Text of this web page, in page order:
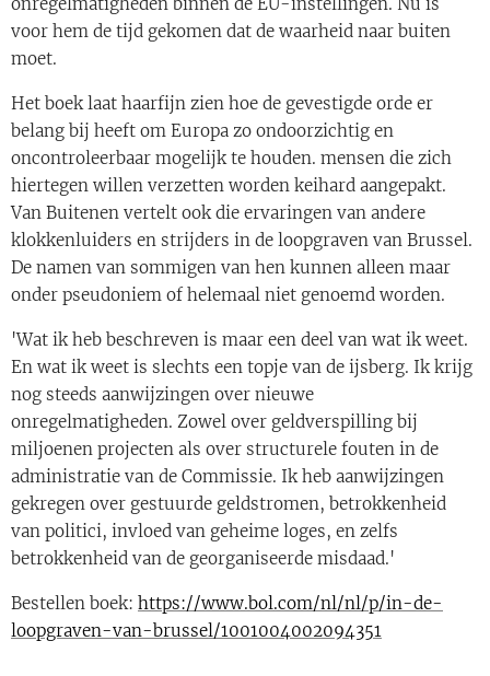
voor hem de tijd gekomen dat de waarheid naar buiten
moet.
Het boek laat haarfijn zien hoe de gevestigde orde er
belang bij heeft om Europa zo ondoorzichtig en
oncontroleerbaar mogelijk te houden. mensen die zich
hiertegen willen verzetten worden keihard aangepakt.
Van Buitenen vertelt ook die ervaringen van andere
klokkenluiders en strijders in de loopgraven van Brussel.
De namen van sommigen van hen kunnen alleen maar
onder pseudoniem of helemaal niet genoemd worden.
'Wat ik heb beschreven is maar een deel van wat ik weet.
En wat ik weet is slechts een topje van de ijsberg. Ik krijg
nog steeds aanwijzingen over nieuwe
onregelmatigheden. Zowel over geldverspilling bij
miljoenen projecten als over structurele fouten in de
administratie van de Commissie. Ik heb aanwijzingen
gekregen over gestuurde geldstromen, betrokkenheid
van politici, invloed van geheime loges, en zelfs
betrokkenheid van de georganiseerde misdaad.'
Bestellen boek: https://www.bol.com/nl/nl/p/in-de-
loopgraven-van-brussel/1001004002094351